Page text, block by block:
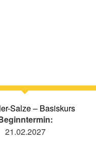
Salze – Basiskurs
21.02.2027